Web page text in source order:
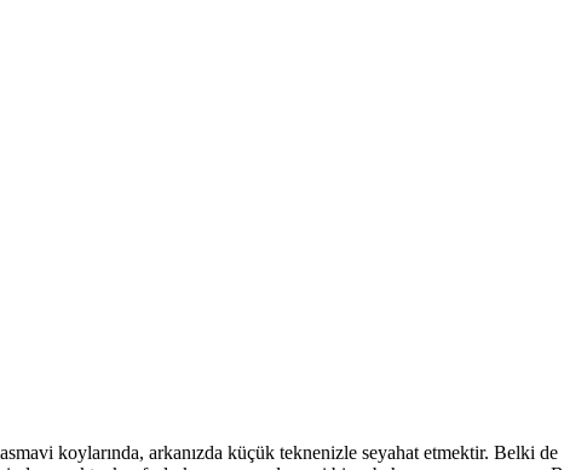
koylarında, arkanızda küçük teknenizle seyahat etmektir. Belki de